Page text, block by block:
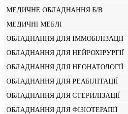
МЕДИЧНЕ ОБЛАДНАННЯ Б/В
МЕДИЧНІ МЕБЛІ
ОБЛАДНАННЯ ДЛЯ ІММОБІЛІЗАЦІЇ
ОБЛАДНАННЯ ДЛЯ НЕЙРОХІРУРГІЇ
ОБЛАДНАННЯ ДЛЯ НЕОНАТОЛОГІЇ
ОБЛАДНАННЯ ДЛЯ РЕАБІЛІТАЦІЇ
ОБЛАДНАННЯ ДЛЯ СТЕРИЛІЗАЦІЇ
ОБЛАДНАННЯ ДЛЯ ФІЗІОТЕРАПІЇ